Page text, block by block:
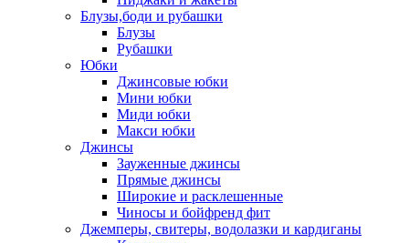
Блузы,боди и рубашки
Блузы
Рубашки
Юбки
Джинсовые юбки
Мини юбки
Миди юбки
Макси юбки
Джинсы
Зауженные джинсы
Прямые джинсы
Широкие и расклешенные
Чиносы и бойфренд фит
Джемперы, свитеры, водолазки и кардиганы